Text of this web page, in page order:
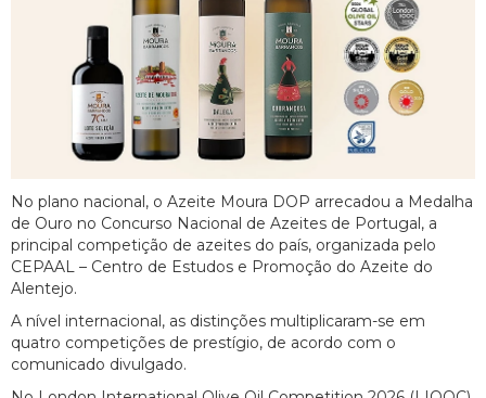
No plano nacional, o Azeite Moura DOP arrecadou a Medalha
de Ouro no Concurso Nacional de Azeites de Portugal, a
principal competição de azeites do país, organizada pelo
CEPAAL – Centro de Estudos e Promoção do Azeite do
Alentejo.
A nível internacional, as distinções multiplicaram-se em
quatro competições de prestígio, de acordo com o
comunicado divulgado.